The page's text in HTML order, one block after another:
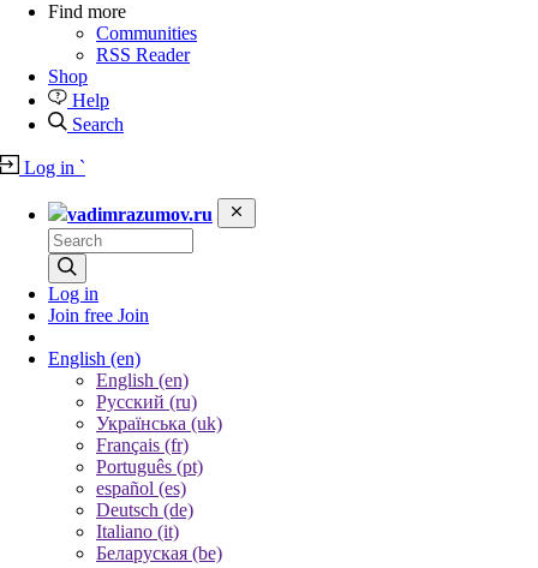
Find more
Communities
RSS Reader
Shop
Help
Search
Log in `
vadimrazumov.ru
Log in
Join free Join
English (en)
English (en)
Русский (ru)
Українська (uk)
Français (fr)
Português (pt)
español (es)
Deutsch (de)
Italiano (it)
Беларуская (be)